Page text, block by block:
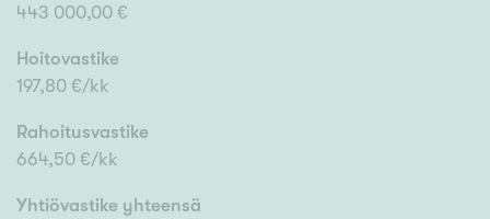
443 000,00 €
Hoitovastike
197,80 €/kk
Rahoitusvastike
664,50 €/kk
Yhtiövastike yhteensä